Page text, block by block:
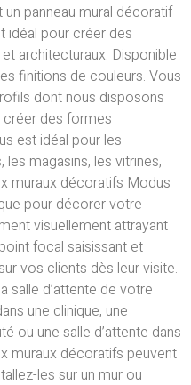
panneau mural décoratif
idéal pour créer des
architecturaux. Disponible
finitions de couleurs. Vous
dont nous disposons
créer des formes
est idéal pour les
magasins, les vitrines,
muraux décoratifs Modus
pour décorer votre
visuellement attrayant
focal saisissant et
vos clients dès leur visite.
salle d’attente de votre
une clinique, une
ou une salle d’attente dans
muraux décoratifs peuvent
les sur un mur ou